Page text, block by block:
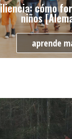
cómo
niños
aprende